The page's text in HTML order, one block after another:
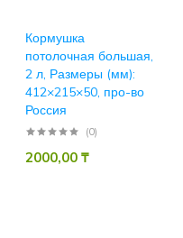
Кормушка
потолочная большая,
2 л, Размеры (мм):
412×215×50, про-во
Россия
(0)
2000,00 ₸